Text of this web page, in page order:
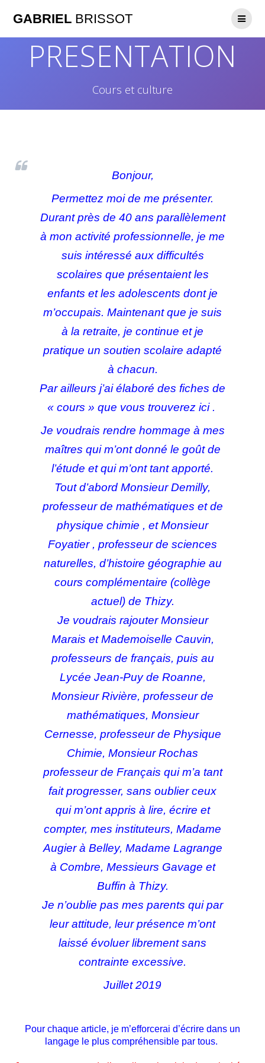
GABRIEL BRISSOT
PRESENTATION
Cours et culture
Bonjour,
Permettez moi de me présenter.
Durant près de 40 ans parallèlement
à mon activité professionnelle, je me
suis intéressé aux difficultés
scolaires que présentaient les
enfants et les adolescents dont je
m’occupais. Maintenant que je suis
à la retraite, je continue et je
pratique un soutien scolaire adapté
à chacun.
Par ailleurs j’ai élaboré des fiches de
« cours » que vous trouverez ici .
Je voudrais rendre hommage à mes
maîtres qui m’ont donné le goût de
l’étude et qui m’ont tant apporté.
Tout d’abord Monsieur Demilly,
professeur de mathématiques et de
physique chimie , et Monsieur
Foyatier , professeur de sciences
naturelles, d’histoire géographie au
cours complémentaire (collège
actuel) de Thizy.
Je voudrais rajouter Monsieur
Marais et Mademoiselle Cauvin,
professeurs de français, puis au
Lycée Jean-Puy de Roanne,
Monsieur Rivière, professeur de
mathématiques, Monsieur
Cernesse, professeur de Physique
Chimie, Monsieur Rochas
professeur de Français qui m’a tant
fait progresser, sans oublier ceux
qui m’ont appris à lire, écrire et
compter, mes instituteurs, Madame
Augier à Belley, Madame Lagrange
à Combre, Messieurs Gavage et
Buffin à Thizy.
Je n’oublie pas mes parents qui par
leur attitude, leur présence m’ont
laissé évoluer librement sans
contrainte excessive.
Juillet 2019
Pour chaque article, je m’efforcerai d’écrire dans un
langage le plus compréhensible par tous.